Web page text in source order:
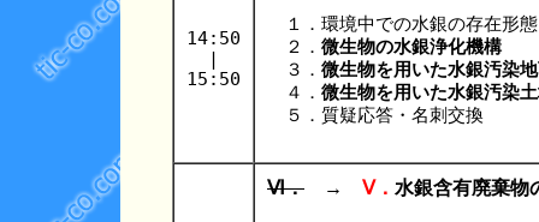
14:50
|
15:50
１．環境中での水銀の存在形態
２． 微生物の水銀浄化機構
３． 微生物を用いた水銀汚染
４． 微生物を用いた水銀汚染
５．質疑応答・名刺交換
Ⅵ． → Ⅴ． 水銀含有廃棄物